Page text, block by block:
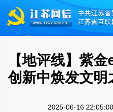
【地评线】紫
创新中焕发文明
2025-06-16 22:05:00